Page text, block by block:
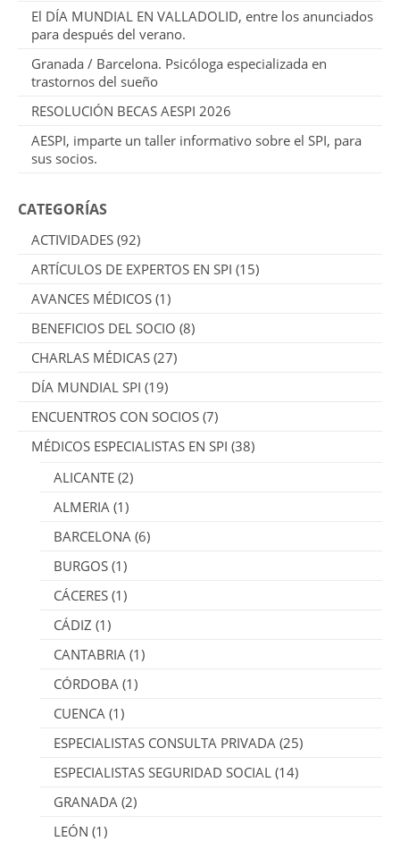
El DÍA MUNDIAL EN VALLADOLID, entre los anunciados
para después del verano.
Granada / Barcelona. Psicóloga especializada en
trastornos del sueño
RESOLUCIÓN BECAS AESPI 2026
AESPI, imparte un taller informativo sobre el SPI, para
sus socios.
CATEGORÍAS
ACTIVIDADES (92)
ARTÍCULOS DE EXPERTOS EN SPI (15)
AVANCES MÉDICOS (1)
BENEFICIOS DEL SOCIO (8)
CHARLAS MÉDICAS (27)
DÍA MUNDIAL SPI (19)
ENCUENTROS CON SOCIOS (7)
MÉDICOS ESPECIALISTAS EN SPI (38)
ALICANTE (2)
ALMERIA (1)
BARCELONA (6)
BURGOS (1)
CÁCERES (1)
CÁDIZ (1)
CANTABRIA (1)
CÓRDOBA (1)
CUENCA (1)
ESPECIALISTAS CONSULTA PRIVADA (25)
ESPECIALISTAS SEGURIDAD SOCIAL (14)
GRANADA (2)
LEÓN (1)